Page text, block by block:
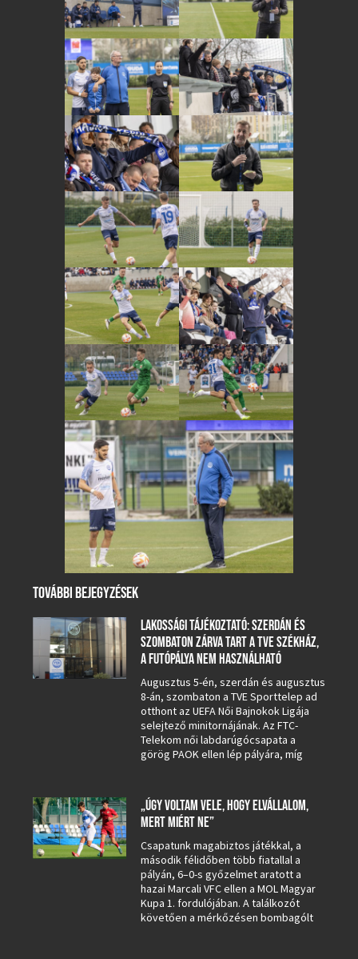
TOVÁBBI BEJEGYZÉSEK
LAKOSSÁGI TÁJÉKOZTATÓ: SZERDÁN ÉS
SZOMBATON ZÁRVA TART A TVE SZÉKHÁZ,
A FUTÓPÁLYA NEM HASZNÁLHATÓ
Augusztus 5-én, szerdán és augusztus
8-án, szombaton a TVE Sporttelep ad
otthont az UEFA Női Bajnokok Ligája
selejtező minitornájának. Az FTC-
Telekom női labdarúgócsapata a
görög PAOK ellen lép pályára, míg
„ÚGY VOLTAM VELE, HOGY ELVÁLLALOM,
MERT MIÉRT NE”
Csapatunk magabiztos játékkal, a
második félidőben több fiatallal a
pályán, 6–0-s győzelmet aratott a
hazai Marcali VFC ellen a MOL Magyar
Kupa 1. fordulójában. A találkozót
követően a mérkőzésen bombagólt